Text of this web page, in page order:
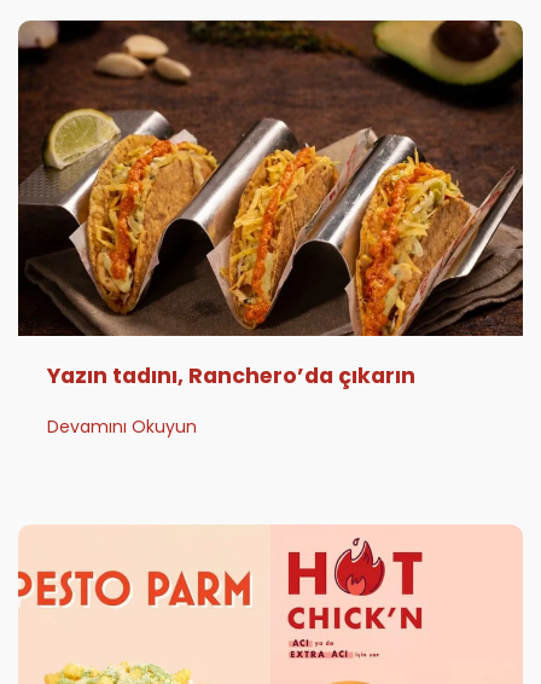
Yazın tadını, Ranchero’da çıkarın
Devamını Okuyun